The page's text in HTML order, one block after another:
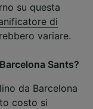
su questa
di
variare.
Sants?
da Barcelona
costo si